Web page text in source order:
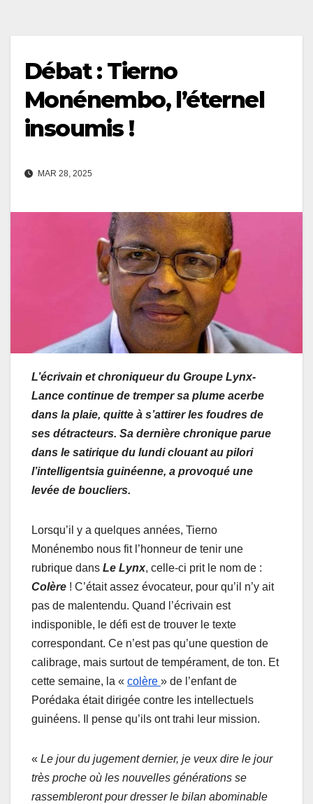
Débat : Tierno
Monénembo, l’éternel
insoumis !
MAR 28, 2025
L’écrivain et chroniqueur du Groupe Lynx-
Lance continue de tremper sa plume acerbe
dans la plaie, quitte à s’attirer les foudres de
ses détracteurs. Sa dernière chronique parue
dans le satirique du lundi clouant au pilori
l’intelligentsia guinéenne, a provoqué une
levée de boucliers.
Lorsqu’il y a quelques années, Tierno
Monénembo nous fit l’honneur de tenir une
rubrique dans Le Lynx, celle-ci prit le nom de :
Colère ! C’était assez évocateur, pour qu’il n’y ait
pas de malentendu. Quand l’écrivain est
indisponible, le défi est de trouver le texte
correspondant. Ce n’est pas qu’une question de
calibrage, mais surtout de tempérament, de ton. Et
cette semaine, la « colère » de l’enfant de
Porédaka était dirigée contre les intellectuels
guinéens. Il pense qu’ils ont trahi leur mission.
« Le jour du jugement dernier, je veux dire le jour
très proche où les nouvelles générations se
rassembleront pour dresser le bilan abominable